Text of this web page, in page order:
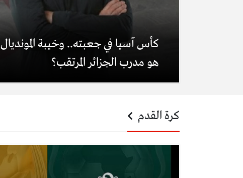
كأس آسيا في جعبته.. وخيبة
هو مدرب الجزائر المرتقب؟
كرة القدم